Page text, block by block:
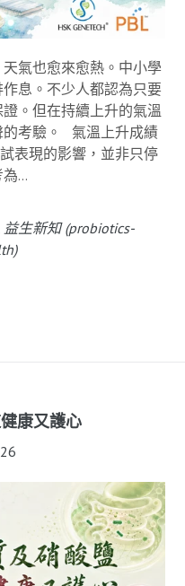
氣也愈來愈熱。中小學
息。不少人都認為只要
。但在持續上升的氣溫
的考驗。 氣溫上升成績
表現的影響，並非只停
...
益生新知 (probiotics-
康又護心